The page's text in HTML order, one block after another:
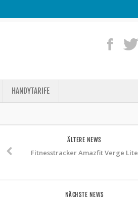
HANDYTARIFE
ÄLTERE NEWS
Fitnesstracker Amazfit Verge Lite
NÄCHSTE NEWS